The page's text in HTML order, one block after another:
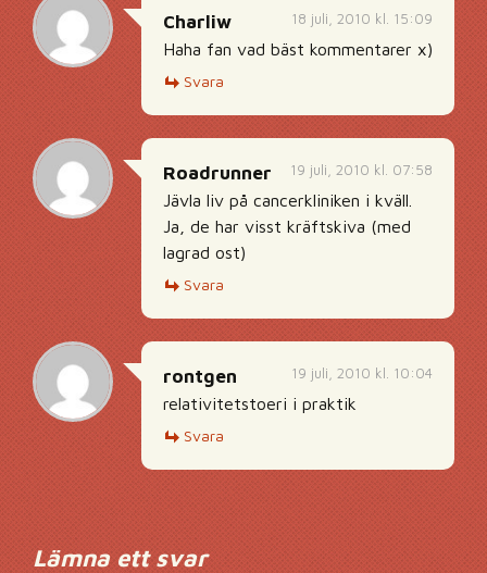
18 juli, 2010 kl. 15:09
Charliw
Haha fan vad bäst kommentarer x)
Svara
19 juli, 2010 kl. 07:58
Roadrunner
Jävla liv på cancerkliniken i kväll.
Ja, de har visst kräftskiva (med
lagrad ost)
Svara
19 juli, 2010 kl. 10:04
rontgen
relativitetstoeri i praktik
Svara
Lämna ett svar